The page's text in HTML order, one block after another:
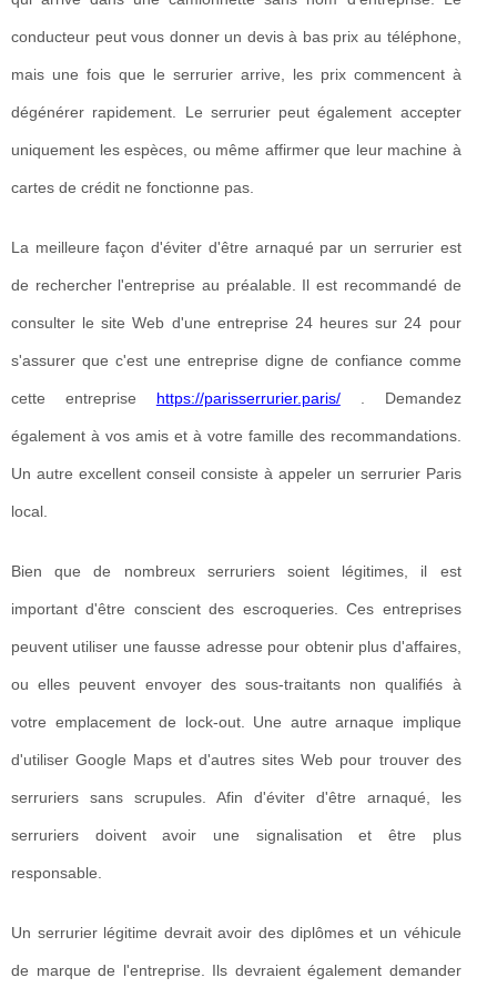
conducteur peut vous donner un devis à bas prix au téléphone,
mais une fois que le serrurier arrive, les prix commencent à
dégénérer rapidement. Le serrurier peut également accepter
uniquement les espèces, ou même affirmer que leur machine à
cartes de crédit ne fonctionne pas.
La meilleure façon d'éviter d'être arnaqué par un serrurier est
de rechercher l'entreprise au préalable. Il est recommandé de
consulter le site Web d'une entreprise 24 heures sur 24 pour
s'assurer que c'est une entreprise digne de confiance comme
cette entreprise https://parisserrurier.paris/. Demandez
également à vos amis et à votre famille des recommandations.
Un autre excellent conseil consiste à appeler un serrurier Paris
local.
Bien que de nombreux serruriers soient légitimes, il est
important d'être conscient des escroqueries. Ces entreprises
peuvent utiliser une fausse adresse pour obtenir plus d'affaires,
ou elles peuvent envoyer des sous-traitants non qualifiés à
votre emplacement de lock-out. Une autre arnaque implique
d'utiliser Google Maps et d'autres sites Web pour trouver des
serruriers sans scrupules. Afin d'éviter d'être arnaqué, les
serruriers doivent avoir une signalisation et être plus
responsable.
Un serrurier légitime devrait avoir des diplômes et un véhicule
de marque de l'entreprise. Ils devraient également demander